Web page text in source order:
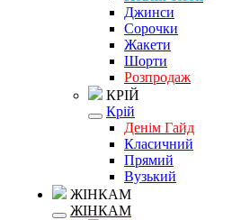
Джинси
Сорочки
Жакети
Шорти
Розпродаж
КРІЙ
Крій
Денім Гайд
Класичний
Прямий
Вузький
ЖІНКАМ
ЖІНКАМ